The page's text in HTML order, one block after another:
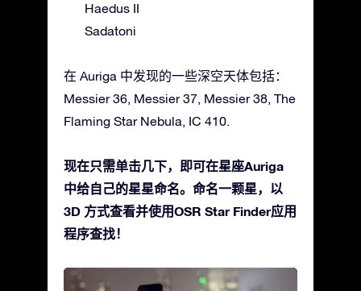
Haedus II
Sadatoni
在 Auriga 中发现的一些深空天体包括：
Messier 36, Messier 37, Messier 38, The
Flaming Star Nebula, IC 410.
现在只需单击几下，即可在星座Auriga
中给自己的星星命名。命名一颗星，以
3D 方式查看并使用OSR Star Finder应用
程序查找！